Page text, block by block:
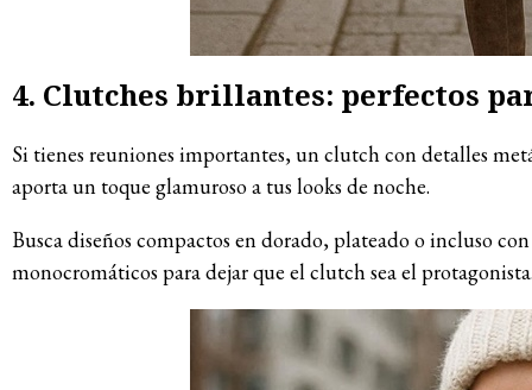
4. Clutches brillantes: perfectos
Si tienes reuniones importantes, un clutch con detalles
aporta un toque glamuroso a tus looks de noche.
Busca diseños compactos en dorado, plateado o incluso
monocromáticos para dejar que el clutch sea el